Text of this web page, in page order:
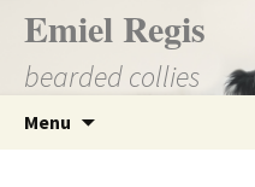
Přejít
obsahu
Emiel Regis
bearded collies
Menu